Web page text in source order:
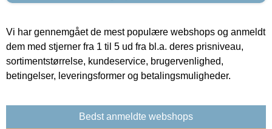
Vi har gennemgået de mest populære webshops og anmeldt
dem med stjerner fra 1 til 5 ud fra bl.a. deres prisniveau,
sortimentstørrelse, kundeservice, brugervenlighed,
betingelser, leveringsformer og betalingsmuligheder.
Bedst anmeldte webshops